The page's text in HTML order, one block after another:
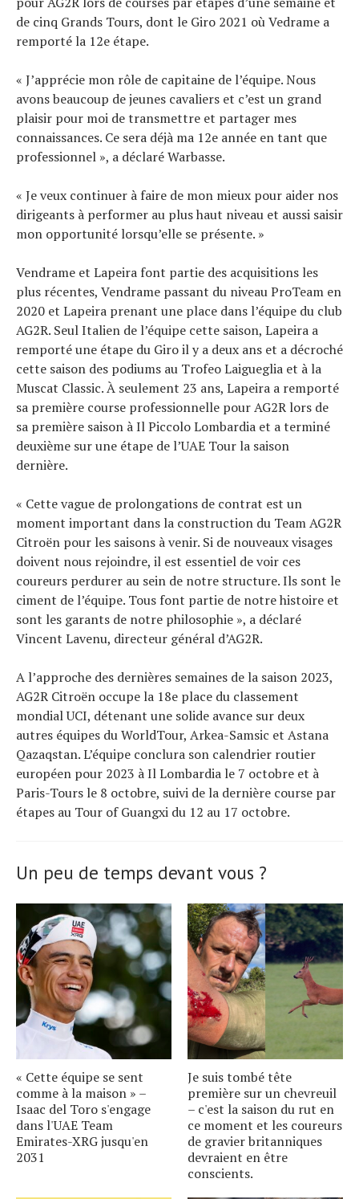
de cinq Grands Tours, dont le Giro 2021 où Vedrame a
remporté la 12e étape.
« J’apprécie mon rôle de capitaine de l’équipe. Nous
avons beaucoup de jeunes cavaliers et c’est un grand
plaisir pour moi de transmettre et partager mes
connaissances. Ce sera déjà ma 12e année en tant que
professionnel », a déclaré Warbasse.
« Je veux continuer à faire de mon mieux pour aider nos
dirigeants à performer au plus haut niveau et aussi saisir
mon opportunité lorsqu’elle se présente. »
Vendrame et Lapeira font partie des acquisitions les
plus récentes, Vendrame passant du niveau ProTeam en
2020 et Lapeira prenant une place dans l’équipe du club
AG2R. Seul Italien de l’équipe cette saison, Lapeira a
remporté une étape du Giro il y a deux ans et a décroché
cette saison des podiums au Trofeo Laigueglia et à la
Muscat Classic. À seulement 23 ans, Lapeira a remporté
sa première course professionnelle pour AG2R lors de
sa première saison à Il Piccolo Lombardia et a terminé
deuxième sur une étape de l’UAE Tour la saison
dernière.
« Cette vague de prolongations de contrat est un
moment important dans la construction du Team AG2R
Citroën pour les saisons à venir. Si de nouveaux visages
doivent nous rejoindre, il est essentiel de voir ces
coureurs perdurer au sein de notre structure. Ils sont le
ciment de l’équipe. Tous font partie de notre histoire et
sont les garants de notre philosophie », a déclaré
Vincent Lavenu, directeur général d’AG2R.
A l’approche des dernières semaines de la saison 2023,
AG2R Citroën occupe la 18e place du classement
mondial UCI, détenant une solide avance sur deux
autres équipes du WorldTour, Arkea-Samsic et Astana
Qazaqstan. L’équipe conclura son calendrier routier
européen pour 2023 à Il Lombardia le 7 octobre et à
Paris-Tours le 8 octobre, suivi de la dernière course par
étapes au Tour of Guangxi du 12 au 17 octobre.
Un peu de temps devant vous ?
« Cette équipe se sent
comme à la maison » –
Isaac del Toro s'engage
dans l'UAE Team
Emirates-XRG jusqu'en
2031
Je suis tombé tête
première sur un chevreuil
– c'est la saison du rut en
ce moment et les coureurs
de gravier britanniques
devraient en être
conscients.